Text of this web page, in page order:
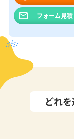
フォーム見積
どれ